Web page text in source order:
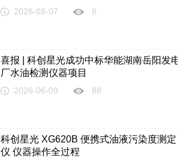
2026-08-07 8
喜报 | 科创星光成功中标华能湖南岳阳发电
厂水油检测仪器项目
2026-06-09 88
科创星光 XG620B 便携式油液污染度测定
仪 仪器操作全过程